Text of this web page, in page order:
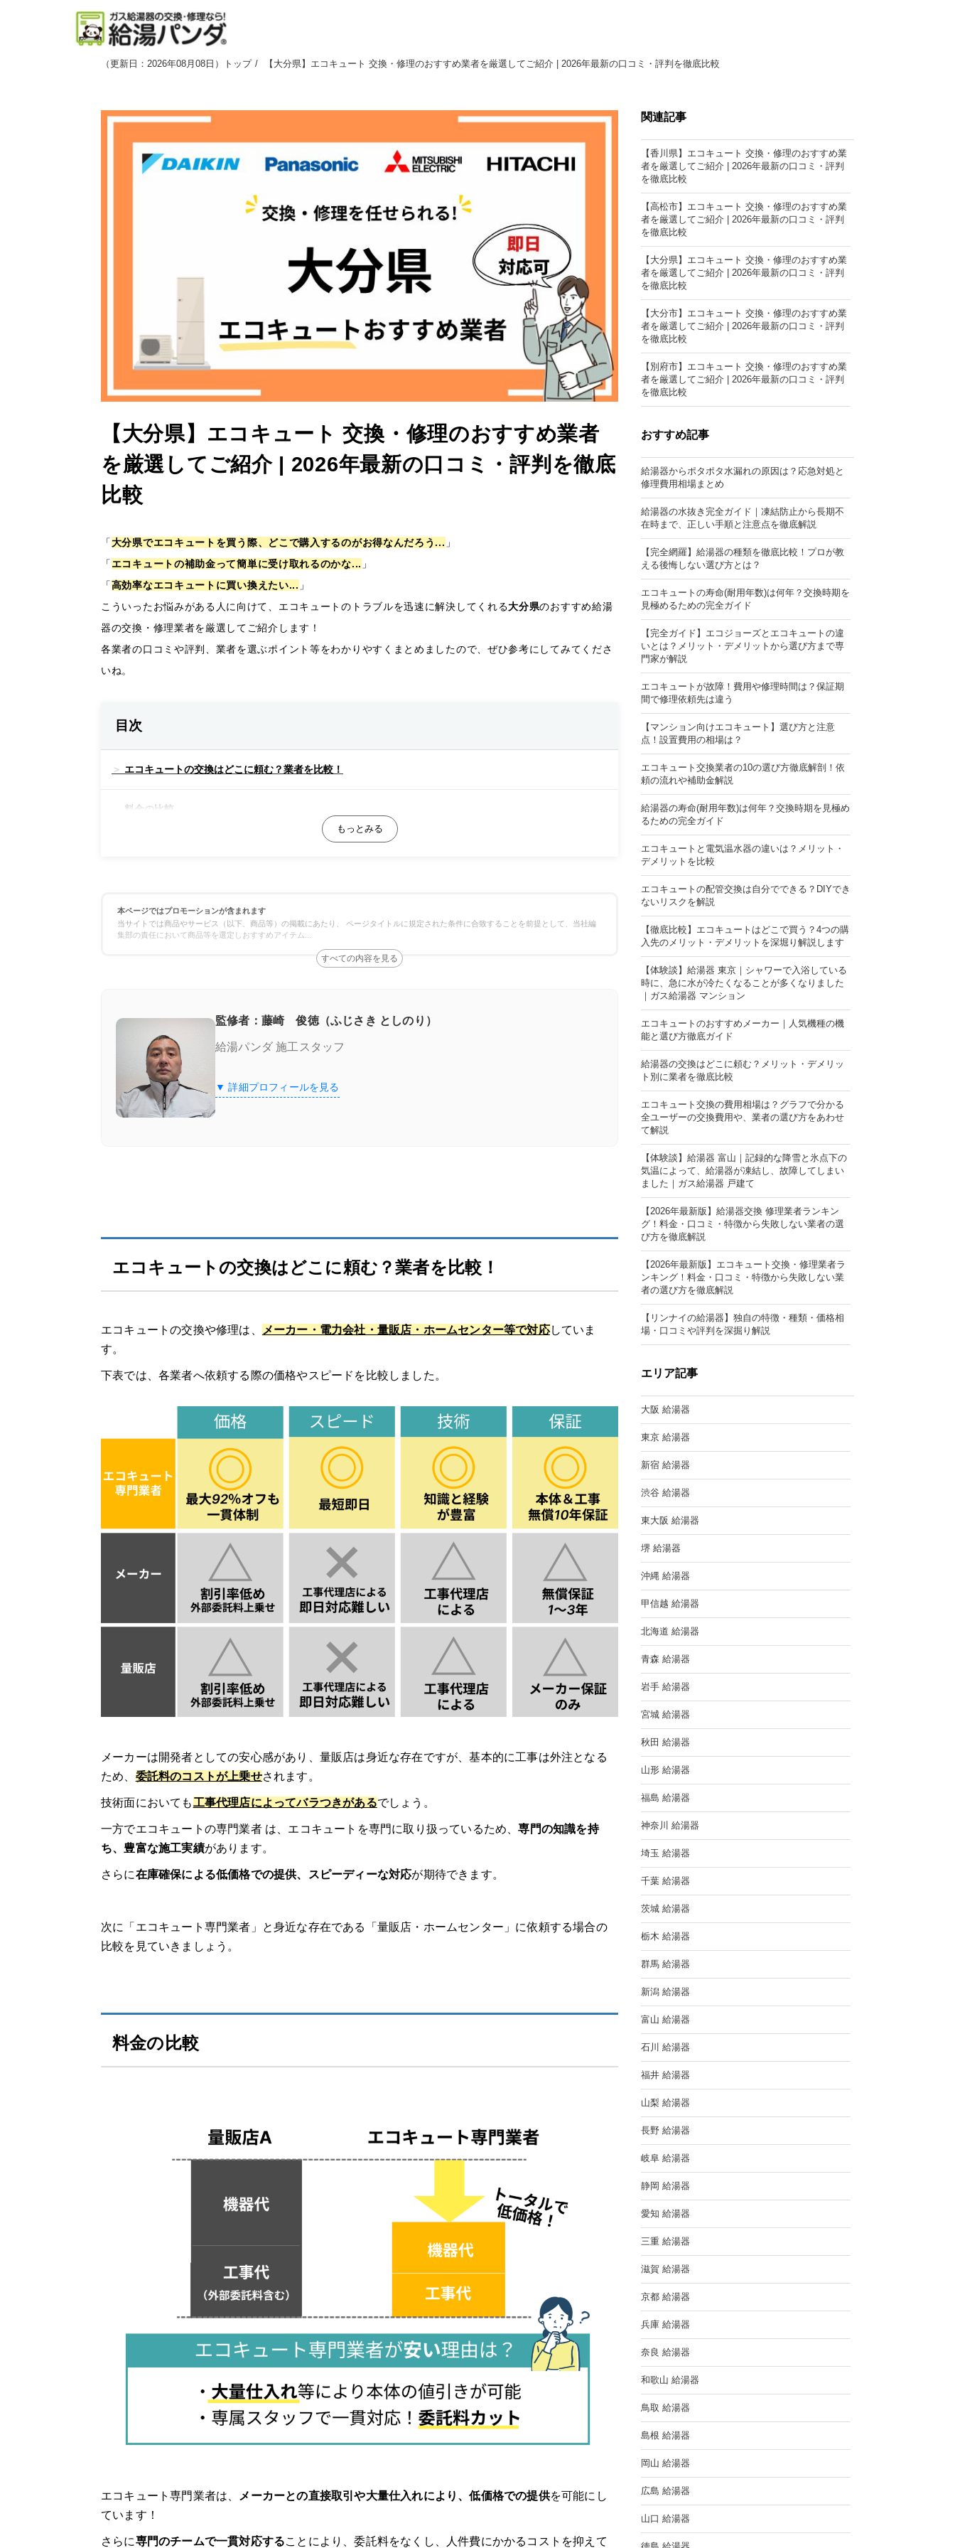
（更新日：2026年08月08日 ） トップ 【大分県】エコキュート 交換・修理のおすすめ業者を厳選してご紹介 | 2026年最新の口コミ・評判を徹底比較
【大分県】エコキュート 交換・修理のおすすめ業者
を厳選してご紹介 | 2026年最新の口コミ・評判を徹底
比較
「大分県でエコキュートを買う際、どこで購入するのがお得なんだろう... 」
「エコキュートの補助金って簡単に受け取れるのかな... 」
「高効率なエコキュートに買い換えたい... 」
こういったお悩みがある人に向けて、エコキュートのトラブルを迅速に解決してくれる大分県のおすすめ給湯
器の交換・修理業者を厳選してご紹介します！
各業者の口コミや評判、業者を選ぶポイント等をわかりやすくまとめましたので、ぜひ参考にしてみてくださ
いね。
目次
エコキュートの交換はどこに頼む？業者を比較！
料金の比較
エコキュート専門業者の選び方！ここをチェック
認定資格の有無
湯ドクター
購入・交換前に知っておくべき注意点
保証内容を確認する
修理実績をチェックする
エコキュートの修理費用と交換費用の相場
エコキュートの交換費用の相場
エコキュートに交換するとどのくらいお得になる？？
夜間電力の活用でさらにお得
おすすめメーカーは？エコキュートのメーカー特徴
パナソニック
ダイキン（DAIKIN）
コロナ
日立
エコキュートを交換するサインやタイミング
1.相談・問い合わせ
エコキュート交換のよくある質問
Q1: エコキュートの交換にかかる費用はどれくらいですか？
Q3: エコキュートの交換時に注意すべきポイントは何ですか？
本ページではプロモーションが含まれます
当サイトでは商品やサービス（以下、商品等）の掲載にあたり、 ページタイトルに規定された条件に合致することを前提として、当社編
集部の責任において商品等を選定しおすすめアイテム
監修者：藤崎 俊徳（ふじさき としのり）
給湯パンダ 施工スタッフ
▼ 詳細プロフィールを見る
エコキュートの交換はどこに頼む？業者を比較！
エコキュートの交換や修理は、 メーカー・電力会社・量販店・ホームセンター等で対応していま
す。
下表では、各業者へ依頼する際の価格やスピードを比較しました。
メーカーは開発者としての安心感があり、量販店は身近な存在ですが、基本的に工事は外注となる
ため、 委託料のコストが上乗せされます。
技術面においても工事代理店によってバラつきがあるでしょう。
一方でエコキュートの専門業者 は、エコキュートを専門に取り扱っているため、専門の知識を持
ち、豊富な施工実績があります。
さらに在庫確保による低価格での提供、スピーディーな対応が期待できます。
次に「エコキュート専門業者」と身近な存在である「量販店・ホームセンター」に依頼する場合の
比較を見ていきましょう。
料金の比較
エコキュート専門業者は、 メーカーとの直接取引や大量仕入れにより、低価格での提供を可能にし
ています！
さらに専門のチームで一貫対応することにより、委託料をなくし、人件費にかかるコストを抑えて
関連記事
【香川県】エコキュート 交換・修理のおすすめ業
者を厳選してご紹介 | 2026年最新の口コミ・評判
を徹底比較
【高松市】エコキュート 交換・修理のおすすめ業
者を厳選してご紹介 | 2026年最新の口コミ・評判
を徹底比較
【大分県】エコキュート 交換・修理のおすすめ業
者を厳選してご紹介 | 2026年最新の口コミ・評判
を徹底比較
【大分市】エコキュート 交換・修理のおすすめ業
者を厳選してご紹介 | 2026年最新の口コミ・評判
を徹底比較
【別府市】エコキュート 交換・修理のおすすめ業
者を厳選してご紹介 | 2026年最新の口コミ・評判
を徹底比較
おすすめ記事
給湯器からポタポタ水漏れの原因は？応急対処と
修理費用相場まとめ
給湯器の水抜き完全ガイド｜凍結防止から長期不
在時まで、正しい手順と注意点を徹底解説
【完全網羅】給湯器の種類を徹底比較！プロが教
える後悔しない選び方とは？
エコキュートの寿命(耐用年数)は何年？交換時期を
見極めるための完全ガイド
【完全ガイド】エコジョーズとエコキュートの違
いとは？メリット・デメリットから選び方まで専
門家が解説
エコキュートが故障！費用や修理時間は？保証期
間で修理依頼先は違う
【マンション向けエコキュート】選び方と注意
点！設置費用の相場は？
エコキュート交換業者の10の選び方徹底解剖！依
頼の流れや補助金解説
給湯器の寿命(耐用年数)は何年？交換時期を見極め
るための完全ガイド
エコキュートと電気温水器の違いは？メリット・
デメリットを比較
エコキュートの配管交換は自分でできる？DIYでき
ないリスクを解説
【徹底比較】エコキュートはどこで買う？4つの購
入先のメリット・デメリットを深堀り解説します
【体験談】給湯器 東京｜シャワーで入浴している
時に、急に水が冷たくなることが多くなりました
｜ガス給湯器 マンション
エコキュートのおすすめメーカー｜人気機種の機
能と選び方徹底ガイド
給湯器の交換はどこに頼む？メリット・デメリッ
ト別に業者を徹底比較
エコキュート交換の費用相場は？グラフで分かる
全ユーザーの交換費用や、業者の選び方をあわせ
て解説
【体験談】給湯器 富山｜記録的な降雪と氷点下の
気温によって、給湯器が凍結し、故障してしまい
ました｜ガス給湯器 戸建て
【2026年最新版】給湯器交換 修理業者ランキン
グ！料金・口コミ・特徴から失敗しない業者の選
び方を徹底解説
【2026年最新版】エコキュート交換・修理業者ラ
ンキング！料金・口コミ・特徴から失敗しない業
者の選び方を徹底解説
【リンナイの給湯器】独自の特徴・種類・価格相
場・口コミや評判を深掘り解説
エリア記事
大阪 給湯器
東京 給湯器
新宿 給湯器
渋谷 給湯器
東大阪 給湯器
堺 給湯器
沖縄 給湯器
甲信越 給湯器
北海道 給湯器
青森 給湯器
岩手 給湯器
宮城 給湯器
秋田 給湯器
山形 給湯器
福島 給湯器
神奈川 給湯器
埼玉 給湯器
千葉 給湯器
茨城 給湯器
栃木 給湯器
群馬 給湯器
新潟 給湯器
富山 給湯器
石川 給湯器
福井 給湯器
山梨 給湯器
長野 給湯器
岐阜 給湯器
静岡 給湯器
愛知 給湯器
三重 給湯器
滋賀 給湯器
京都 給湯器
兵庫 給湯器
奈良 給湯器
和歌山 給湯器
鳥取 給湯器
島根 給湯器
岡山 給湯器
広島 給湯器
山口 給湯器